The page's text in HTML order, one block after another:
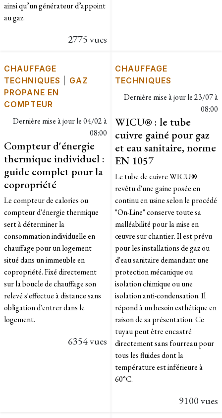
ainsi qu’un générateur d’appoint
au gaz.
2775 vues
CHAUFFAGE
TECHNIQUES
GAZ
PROPANE EN
COMPTEUR
Dernière mise à jour le04/02 à
08:00
Compteur d'énergie
thermique individuel :
guide complet pour la
copropriété
Le compteur de calories ou
compteur d'énergie thermique
sert à déterminer la
consommation individuelle en
chauffage pour un logement
situé dans un immeuble en
copropriété. Fixé directement
sur la boucle de chauffage son
relevé s'effectue à distance sans
obligation d'entrer dans le
logement.
6354 vues
CHAUFFAGE
TECHNIQUES
Dernière mise à jour le23/07 à
08:00
WICU® : le tube
cuivre gainé pour gaz
et eau sanitaire, norme
EN 1057
Le tube de cuivre WICU®
revêtu d'une gaine posée en
continu en usine selon le procédé
"On-Line" conserve toute sa
malléabilité pour la mise en
œuvre sur chantier. Il est prévu
pour les installations de gaz ou
d'eau sanitaire demandant une
protection mécanique ou
isolation chimique ou une
isolation anti-condensation. Il
répond à un besoin esthétique en
raison de sa présentation. Ce
tuyau peut être encastré
directement sans fourreau pour
tous les fluides dont la
température est inférieure à
60°C.
9100 vues